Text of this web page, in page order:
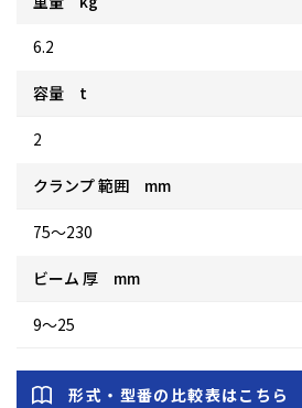
6.2
容量 t
2
クランプ 範囲 mm
75～230
ビーム 厚 mm
9～25
形式・型番の比較表はこちら